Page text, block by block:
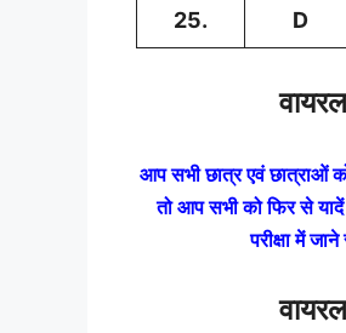
25. D
आप सभी छात्र एवं छात्राओं को
तो आप सभी को फिर से यादें
परीक्षा में